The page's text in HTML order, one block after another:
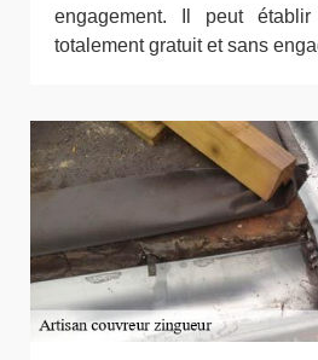
engagement. Il peut
totalement gratuit et sans